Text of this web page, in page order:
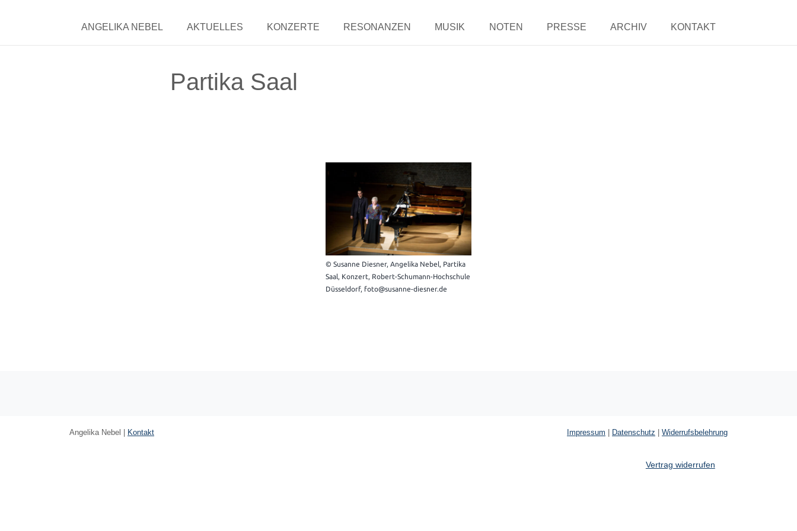
ANGELIKA NEBEL AKTUELLES KONZERTE RESONANZEN MUSIK NOTEN PRESSE ARCHIV KONTAKT
Partika Saal
© Susanne Diesner, Angelika Nebel, Partika
Saal, Konzert, Robert-Schumann-Hochschule
Düsseldorf, foto@susanne-diesner.de
Angelika Nebel | Kontakt Impressum Datenschutz Widerrufsbelehrung
Vertrag widerrufen